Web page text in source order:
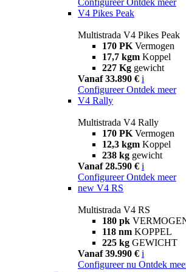
V4 Pikes Peak
Multistrada V4 Pikes Peak
170 PK Vermogen
17,7 kgm Koppel
227 Kg gewicht
Vanaf 33.890 € i
Configureer Ontdek meer
V4 Rally
Multistrada V4 Rally
170 PK Vermogen
12,3 kgm Koppel
238 kg gewicht
Vanaf 28.590 € i
Configureer Ontdek meer
new V4 RS
Multistrada V4 RS
180 pk
118 nm KOPPEL
225 kg GEWICHT
Vanaf 39.990 € i
Configureer nu Ontdek